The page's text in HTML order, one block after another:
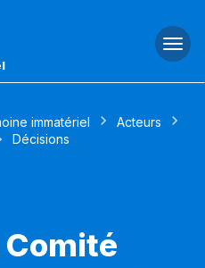
immatériel
Acteurs
Décisions